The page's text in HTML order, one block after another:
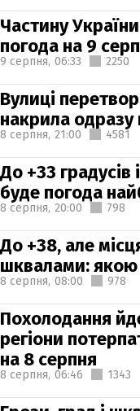
Частину
погода на 9
9 серпня, 06:33 2250
Вулиці
накрила одразу
8 серпня, 21:00 4581
До +33 градусів
буде погода
8 серпня, 20:00 798
До +38, але
шквалами: якою
8 серпня, 08:00 978
Похолодання
регіони
на 8 серпня
8 серпня, 06:46 1343